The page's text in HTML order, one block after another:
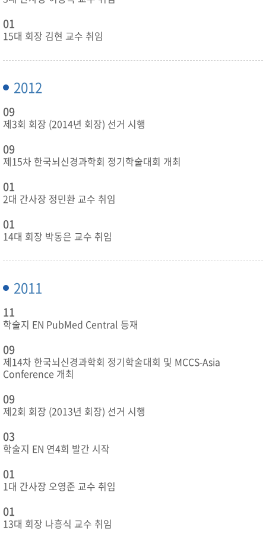
01
15대 회장 김현 교수 취임
2012
09
제3회 회장 (2014년 회장) 선거 시행
09
제15차 한국뇌신경과학회 정기학술대회 개최
01
2대 간사장 정민환 교수 취임
01
14대 회장 박동은 교수 취임
2011
11
학술지 EN PubMed Central 등재
09
제14차 한국뇌신경과학회 정기학술대회 및 MCCS-Asia
Conference 개최
09
제2회 회장 (2013년 회장) 선거 시행
03
학술지 EN 연4회 발간 시작
01
1대 간사장 오영준 교수 취임
01
13대 회장 나흥식 교수 취임